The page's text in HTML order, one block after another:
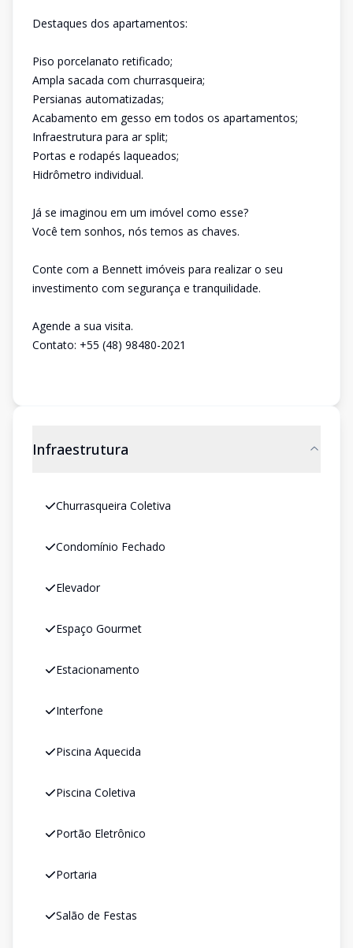
Destaques dos apartamentos:
Piso porcelanato retificado;
Ampla sacada com churrasqueira;
Persianas automatizadas;
Acabamento em gesso em todos os apartamentos;
Infraestrutura para ar split;
Portas e rodapés laqueados;
Hidrômetro individual.
Já se imaginou em um imóvel como esse?
Você tem sonhos, nós temos as chaves.
Conte com a Bennett imóveis para realizar o seu
investimento com segurança e tranquilidade.
Agende a sua visita.
Contato: +55 (48) 98480-2021
Infraestrutura
Churrasqueira Coletiva
Condomínio Fechado
Elevador
Espaço Gourmet
Estacionamento
Interfone
Piscina Aquecida
Piscina Coletiva
Portão Eletrônico
Portaria
Salão de Festas